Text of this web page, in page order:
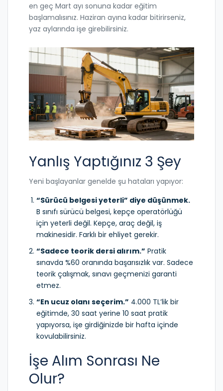
en geç Mart ayı sonuna kadar eğitim
başlamalısınız. Haziran ayına kadar bitirirseniz,
yaz aylarında işe girebilirsiniz.
Yanlış Yaptığınız 3 Şey
Yeni başlayanlar genelde şu hataları yapıyor:
“Sürücü belgesi yeterli” diye düşünmek.
B sınıfı sürücü belgesi, kepçe operatörlüğü
için yeterli değil. Kepçe, araç değil, iş
makinesidir. Farklı bir ehliyet gerekir.
“Sadece teorik dersi alırım.” Pratik
sınavda %60 oranında başarısızlık var. Sadece
teorik çalışmak, sınavı geçmenizi garanti
etmez.
“En ucuz olanı seçerim.” 4.000 TL’lik bir
eğitimde, 30 saat yerine 10 saat pratik
yapıyorsa, işe girdiğinizde bir hafta içinde
kovulabilirsiniz.
İşe Alım Sonrası Ne
Olur?